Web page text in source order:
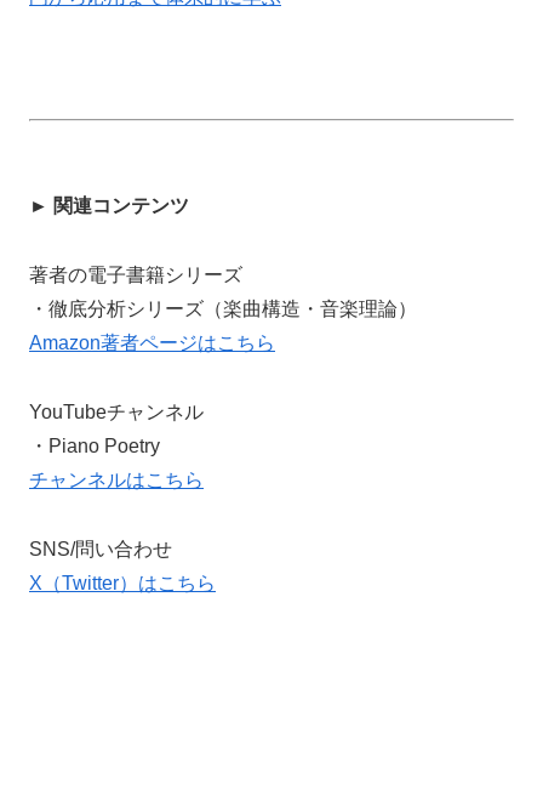
► 関連コンテンツ
著者の電子書籍シリーズ
・徹底分析シリーズ（楽曲構造・音楽理論）
Amazon著者ページはこちら
YouTubeチャンネル
・Piano Poetry
チャンネルはこちら
SNS/問い合わせ
X（Twitter）はこちら